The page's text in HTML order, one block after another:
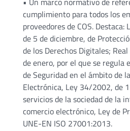
cumplimiento para todos los
proveedores de COS.
de 5 de diciembre, de
de los Derechos Digitales;
de enero, por el que se regula
de Seguridad en el ámbito de
Electrónica, Ley 34/2002, de
servicios de la sociedad de la
comercio electrónico, Ley de
UNE-EN ISO 27001:2013.